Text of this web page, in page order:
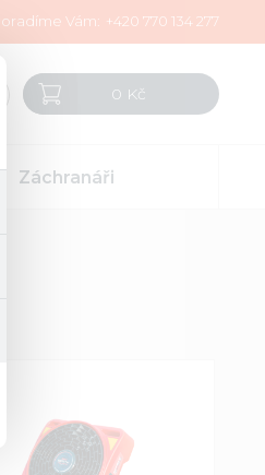
Vám: +420 770 134 277
0 Kč
Záchranáři